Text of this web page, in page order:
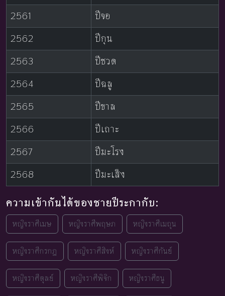
2561
ปีจอ
2562
ปีกุน
2563
ปีชวด
2564
ปีฉลู
2565
ปีขาล
2566
ปีเถาะ
2567
ปีมะโรง
2568
ปีมะเส็ง
ความเข้ากันได้ของชายปีระกากับ:
หญิงราศีเมษ หญิงราศีพฤษภ หญิงราศีเมถุน
หญิงราศีกรกฎ หญิงราศีสิงห์ หญิงราศีกันย์
หญิงราศีตุลย์ หญิงราศีพิจิก หญิงราศีธนู